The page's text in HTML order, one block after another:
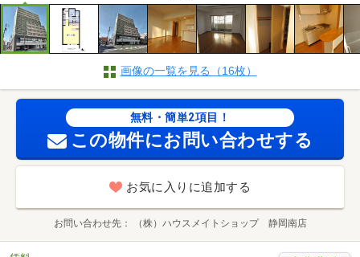
画像の一覧を見る（16枚）
無料・簡単2項目！
この物件にお問い合わせする
お気に入りに追加する
お問い合わせ先 （株）ハウスメイトショップ 静岡南店